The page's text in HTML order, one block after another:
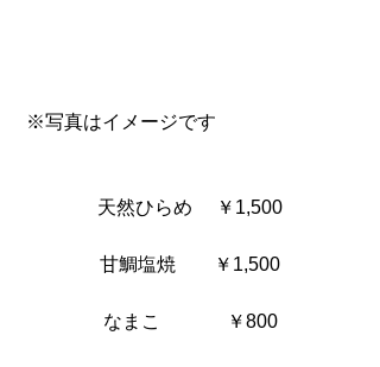
※写真はイメージです
天然ひらめ     ￥1,500
甘鯛塩焼        ￥1,500
なまこ              ￥800